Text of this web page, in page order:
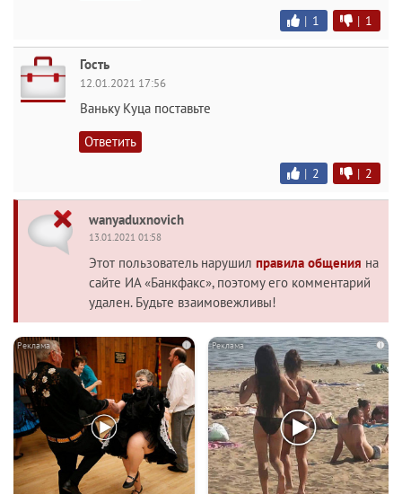
| 1 | 1
Гость
12.01.2021 17:56
Ваньку Куца поставьте
Ответить
| 2 | 2
wanyaduxnovich
13.01.2021 01:58
Этот пользователь нарушил правила общения на
сайте ИА «Банкфакс», поэтому его комментарий
удален. Будьте взаимовежливы!
i i